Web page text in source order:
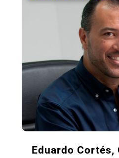
Eduardo Cortés,